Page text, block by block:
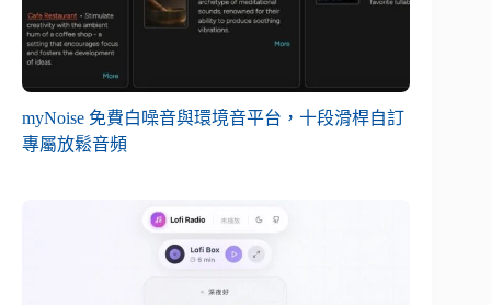
myNoise 免費白噪音與環境音平台，十段滑桿自訂
專屬放鬆音頻